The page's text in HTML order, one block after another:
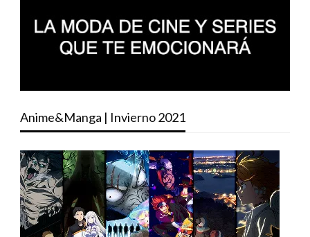
Anime&Manga | Invierno 2021